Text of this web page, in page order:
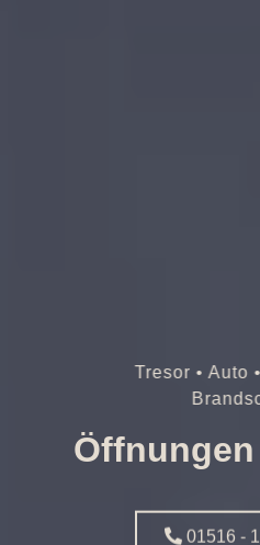
Tresor • Auto
01516 -